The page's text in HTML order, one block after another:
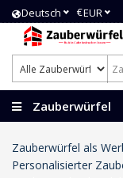
Deutsch €EUR
Zauberwürfel
Zauberwürfel als
Personalisierter